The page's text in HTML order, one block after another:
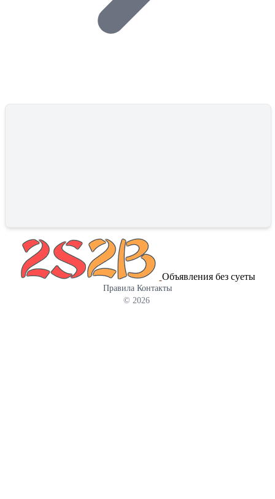
Объявления без суеты
Правила Контакты
© 2026